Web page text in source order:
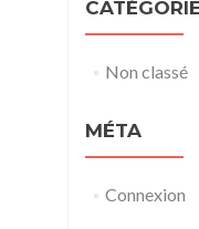
Non classé
MÉTA
Connexion